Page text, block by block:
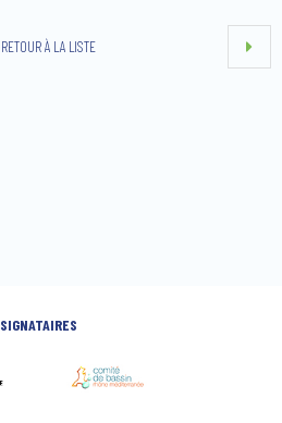
RETOUR À LA LISTE
SIGNATAIRES